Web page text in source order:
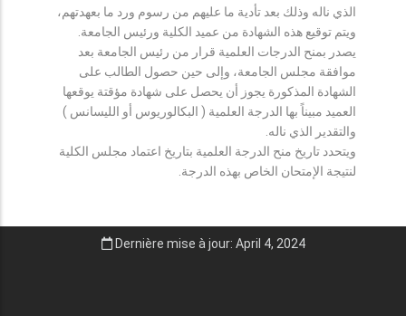
الذي ناله وذلك بعد تأدية ما عليهم من رسوم ورد ما بعهدتهم،
ويتم توقيع هذه الشهادة من عميد الكلية ورئيس الجامعة.
يصدر بمنح الدرجات العلمية قرار من رئيس الجامعة بعد
موافقة مجلس الجامعة، وإلى حين حصول الطالب على
الشهادة المذكورة يجوز أن يحصل على شهادة مؤقتة يوقعها
العميد مبيناً بها الدرجة العلمية ( البكالوريوس أو الليسانس )
والتقدير الذي ناله.
ويتحدد تاريخ منح الدرجة العلمية بتاريخ اعتماد مجلس الكلية
لنتيجة الإمتحان الخاص بهذه الدرجة.
Dernière mise à jour: April 4, 2024